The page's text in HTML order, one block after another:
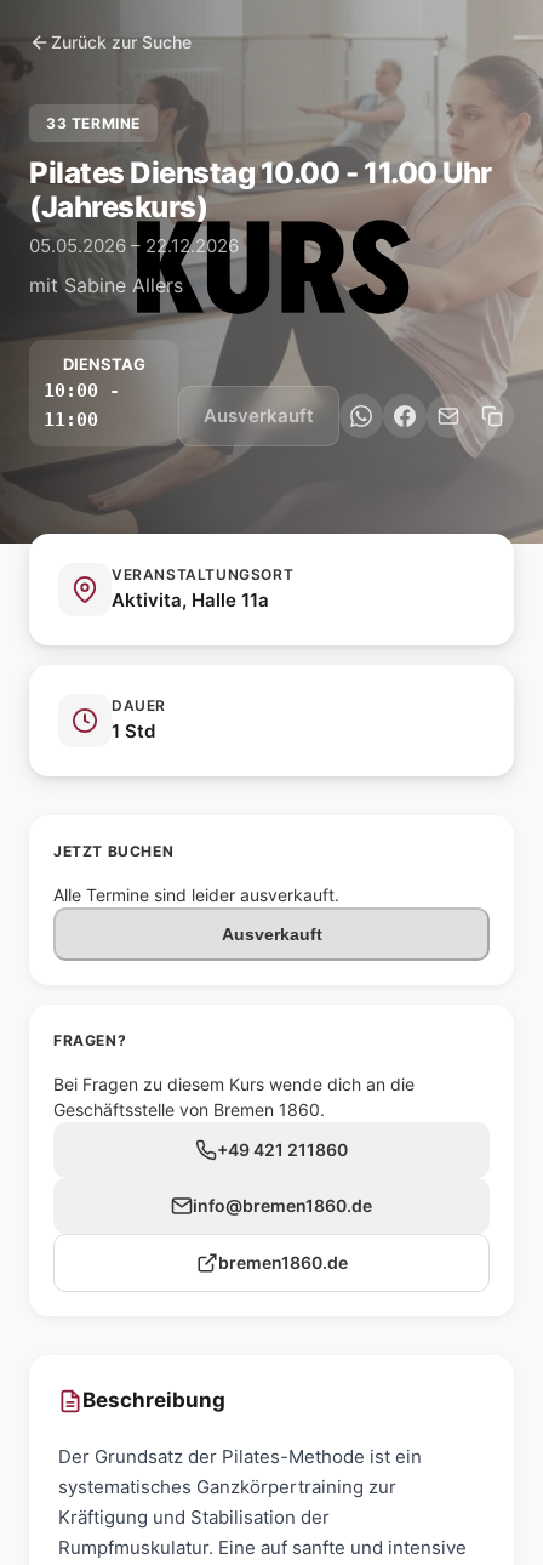
Zurück zur Suche
33 TERMINE
Pilates Dienstag 10.00 - 11.00 Uhr
(Jahreskurs)
05.05.2026 – 22.12.2026
mit Sabine Allers
DIENSTAG
10:00 -
11:00
Ausverkauft
VERANSTALTUNGSORT
Aktivita, Halle 11a
DAUER
1 Std
Beschreibung
Der Grundsatz der Pilates-Methode ist ein
systematisches Ganzkörpertraining zur
Kräftigung und Stabilisation der
Rumpfmuskulatur. Eine auf sanfte und intensive
JETZT BUCHEN
Alle Termine sind leider ausverkauft.
Ausverkauft
FRAGEN?
Bei Fragen zu diesem Kurs wende dich an die
Geschäftsstelle von Bremen 1860.
+49 421 211860
info@bremen1860.de
bremen1860.de